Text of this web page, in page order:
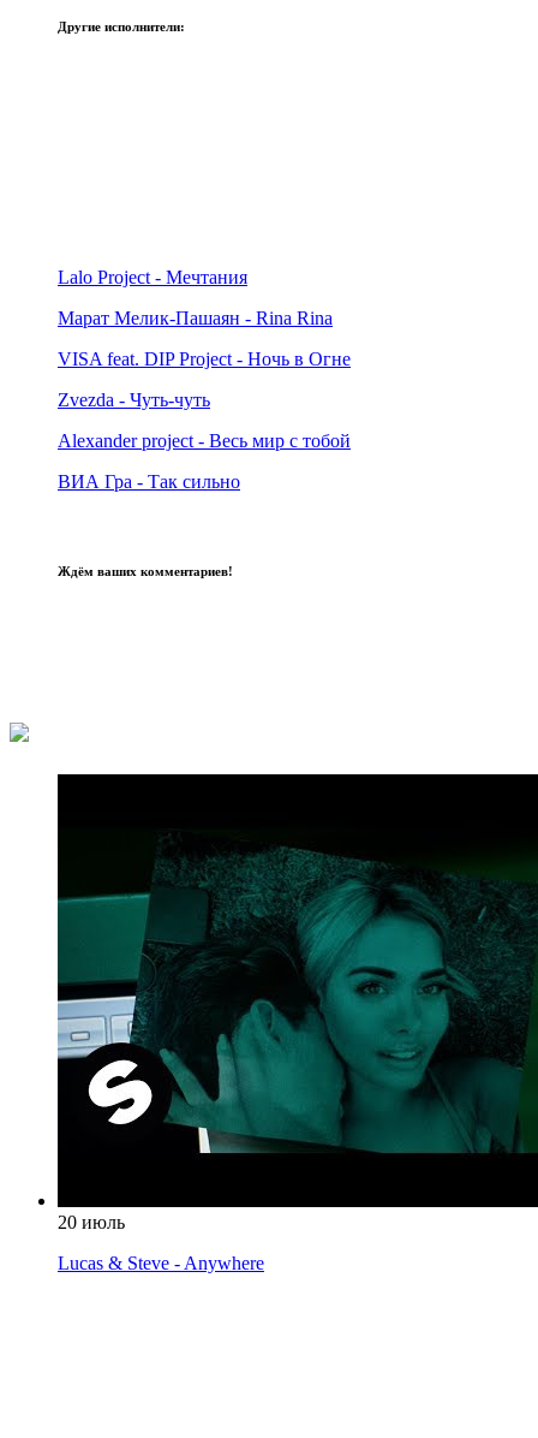
Другие исполнители:
Lalo Project - Мечтания
Марат Мелик-Пашаян - Rina Rina
VISA feat. DIP Project - Ночь в Огне
Zvezda - Чуть-чуть
Alexander project - Весь мир с тобой
ВИА Гра - Так сильно
Ждём ваших комментариев!
20 июль
Lucas & Steve - Anywhere